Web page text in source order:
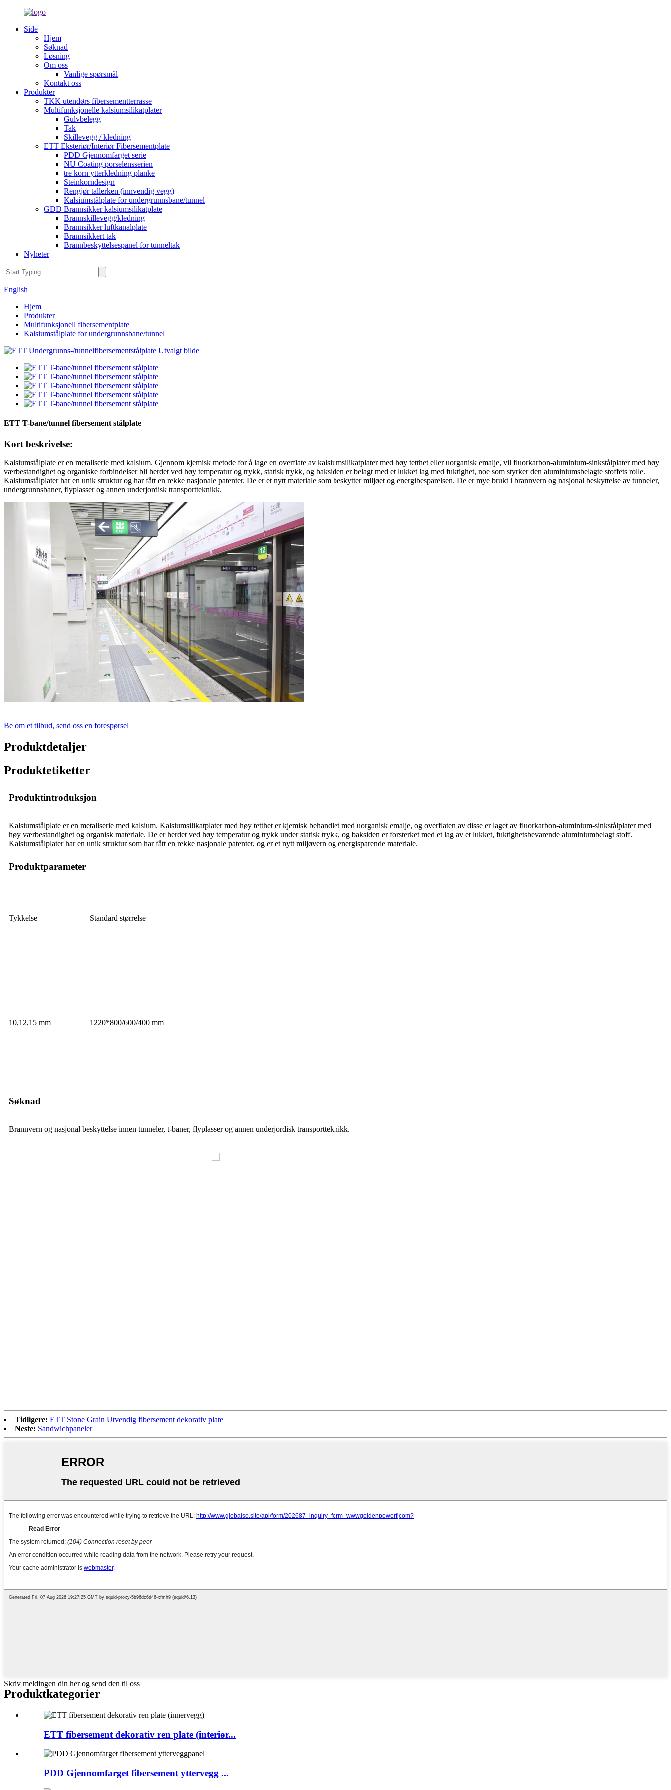
Side
Hjem
Søknad
Løsning
Om oss
Vanlige spørsmål
Kontakt oss
Produkter
TKK utendørs fibersementterrasse
Multifunksjonelle kalsiumsilikatplater
Gulvbelegg
Tak
Skillevegg / kledning
ETT Eksteriør/Interiør Fibersementplate
PDD Gjennomfarget serie
NU Coating porselensserien
tre korn ytterkledning planke
Steinkorndesign
Rengjør tallerken (innvendig vegg)
Kalsiumstålplate for undergrunnsbane/tunnel
GDD Brannsikker kalsiumsilikatplate
Brannskillevegg/kledning
Brannsikker luftkanalplate
Brannsikkert tak
Brannbeskyttelsespanel for tunneltak
Nyheter
English
Hjem
Produkter
Multifunksjonell fibersementplate
Kalsiumstålplate for undergrunnsbane/tunnel
ETT T-bane/tunnel fibersement stålplate
Kort beskrivelse:
Kalsiumstålplate er en metallserie med kalsium. Gjennom kjemisk metode for å lage en overflate av kalsiumsilikatplater med høy tetthet eller uorganisk emalje, vil fluorkarbon-aluminium-sinkstålplater med høy
værbestandighet og organiske forbindelser bli herdet ved høy temperatur og trykk, statisk trykk, og baksiden er belagt med et lukket lag med fuktighet, noe som styrker den aluminiumsbelagte stoffets rolle.
Kalsiumstålplater har en unik struktur og har fått en rekke nasjonale patenter. De er et nytt materiale som beskytter miljøet og energibesparelsen. De er mye brukt i brannvern og nasjonal beskyttelse av tunneler,
undergrunnsbaner, flyplasser og annen underjordisk transportteknikk.
Be om et tilbud, send oss ​​en forespørsel
Produktdetaljer
Produktetiketter
Produktintroduksjon
Kalsiumstålplate er en metallserie med kalsium. Kalsiumsilikatplater med høy tetthet er kjemisk behandlet med uorganisk emalje, og overflaten av disse er laget av fluorkarbon-aluminium-sinkstålplater med
høy værbestandighet og organisk materiale. De er herdet ved høy temperatur og trykk under statisk trykk, og baksiden er forsterket med et lag av et lukket, fuktighetsbevarende aluminiumbelagt stoff.
Kalsiumstålplater har en unik struktur som har fått en rekke nasjonale patenter, og er et nytt miljøvern og energisparende materiale.
Produktparameter
Tykkelse Standard størrelse
10,12,15 mm 1220*800/600/400 mm
Søknad
Brannvern og nasjonal beskyttelse innen tunneler, t-baner, flyplasser og annen underjordisk transportteknikk.
Tidligere: ETT Stone Grain Utvendig fibersement dekorativ plate
Neste: Sandwichpaneler
Skriv meldingen din her og send den til oss
Produktkategorier
ETT fibersement dekorativ ren plate (interiør...
PDD Gjennomfarget fibersement yttervegg ...